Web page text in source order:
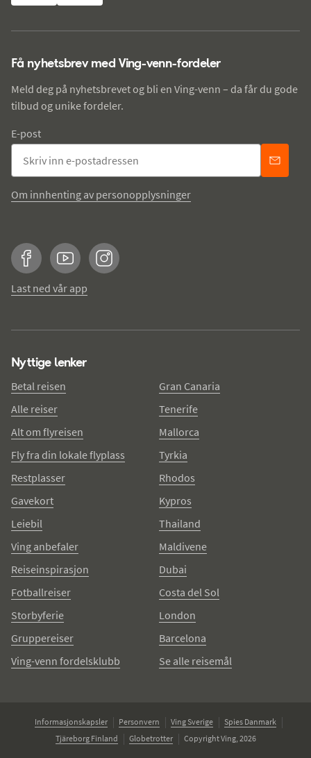
Få nyhetsbrev med Ving-venn-fordeler
Meld deg på nyhetsbrevet og bli en Ving-venn – da får du gode
tilbud og unike fordeler.
E-post
Om innhenting av personopplysninger
FacebookYouTubeInstagram
Last ned vår app
Nyttige lenker
Betal reisen
Alle reiser
Alt om flyreisen
Fly fra din lokale flyplass
Restplasser
Gavekort
Leiebil
Ving anbefaler
Reiseinspirasjon
Fotballreiser
Storbyferie
Gruppereiser
Ving-venn fordelsklubb
Gran Canaria
Tenerife
Mallorca
Tyrkia
Rhodos
Kypros
Thailand
Maldivene
Dubai
Costa del Sol
London
Barcelona
Se alle reisemål
Informasjonskapsler Personvern Ving Sverige
Spies Danmark
Tjäreborg Finland
Globetrotter Copyright Ving, 2026